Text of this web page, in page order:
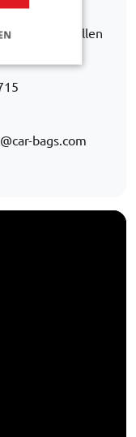
vraag te stellen
bags.com